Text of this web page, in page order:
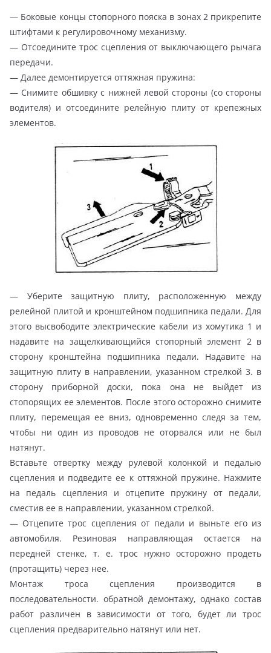
— Боковые концы стопорного пояска в зонах 2 прикрепите
штифтами к регулировочному механизму.
— Отсоедините трос сцепления от выключающего рычага
передачи.
— Далее демонтируется оттяжная пружина:
— Снимите обшивку с нижней левой стороны (со стороны
водителя) и отсоедините релейную плиту от крепежных
элементов.
— Уберите защитную плиту, расположенную между
релейной плитой и кронштейном подшипника педали. Для
этого высвободите электрические кабели из хомутика 1 и
надавите на защелкивающийся стопорный элемент 2 в
сторону кронштейна подшипника педали. Надавите на
защитную плиту в направлении, указанном стрелкой 3. в
сторону приборной доски, пока она не выйдет из
стопорящих ее элементов. После этого осторожно снимите
плиту, перемещая ее вниз, одновременно следя за тем,
чтобы ни один из проводов не оторвался или не был
натянут.
Вставьте отвертку между рулевой колонкой и педалью
сцепления и подведите ее к оттяжной пружине. Нажмите
на педаль сцепления и отцепите пружину от педали,
сместив ее в направлении, указанном стрелкой.
— Отцепите трос сцепления от педали и выньте его из
автомобиля. Резиновая направляющая остается на
передней стенке, т. е. трос нужно осторожно продеть
(протащить) через нее.
Монтаж троса сцепления производится в
последовательности. обратной демонтажу, однако состав
работ различен в зависимости от того, будет ли трос
сцепления предварительно натянут или нет.